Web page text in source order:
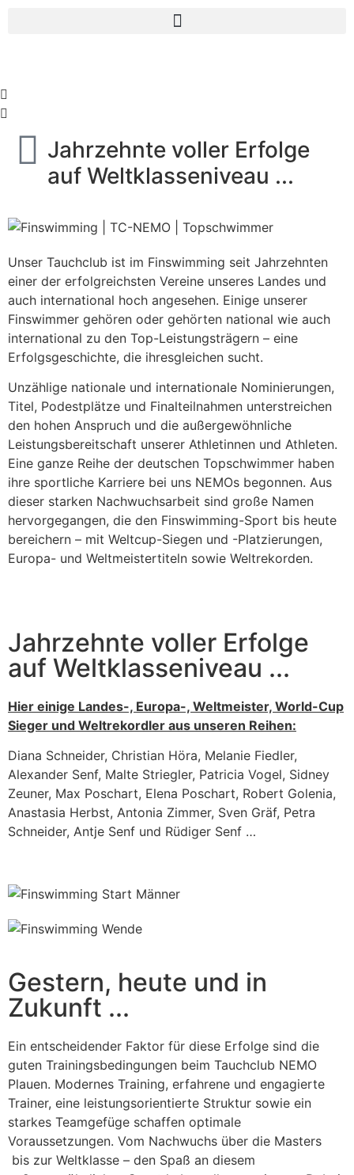
Jahrzehnte voller Erfolge
auf Weltklasseniveau ...
Unser Tauchclub ist im Finswimming seit Jahrzehnten
einer der erfolgreichsten Vereine unseres Landes und
auch international hoch angesehen. Einige unserer
Finswimmer gehören oder gehörten national wie auch
international zu den Top-Leistungsträgern – eine
Erfolgsgeschichte, die ihresgleichen sucht.
Unzählige nationale und internationale Nominierungen,
Titel, Podestplätze und Finalteilnahmen unterstreichen
den hohen Anspruch und die außergewöhnliche
Leistungsbereitschaft unserer Athletinnen und Athleten.
Eine ganze Reihe der deutschen Topschwimmer haben
ihre sportliche Karriere bei uns NEMOs begonnen. Aus
dieser starken Nachwuchsarbeit sind große Namen
hervorgegangen, die den Finswimming-Sport bis heute
bereichern – mit Weltcup-Siegen und -Platzierungen,
Europa- und Weltmeistertiteln sowie Weltrekorden.
Jahrzehnte voller Erfolge
auf Weltklasseniveau ...
Hier einige Landes-, Europa-, Weltmeister, World-Cup
Sieger und Weltrekordler aus unseren Reihen:
Diana Schneider, Christian Höra, Melanie Fiedler,
Alexander Senf, Malte Striegler, Patricia Vogel, Sidney
Zeuner, Max Poschart, Elena Poschart, Robert Golenia,
Anastasia Herbst, Antonia Zimmer, Sven Gräf, Petra
Schneider, Antje Senf und Rüdiger Senf …
Gestern, heute und in
Zukunft ...
Ein entscheidender Faktor für diese Erfolge sind die
guten Trainingsbedingungen beim Tauchclub NEMO
Plauen. Modernes Training, erfahrene und engagierte
Trainer, eine leistungsorientierte Struktur sowie ein
starkes Teamgefüge schaffen optimale
Voraussetzungen. Vom Nachwuchs über die Masters
bis zur Weltklasse – den Spaß an diesem